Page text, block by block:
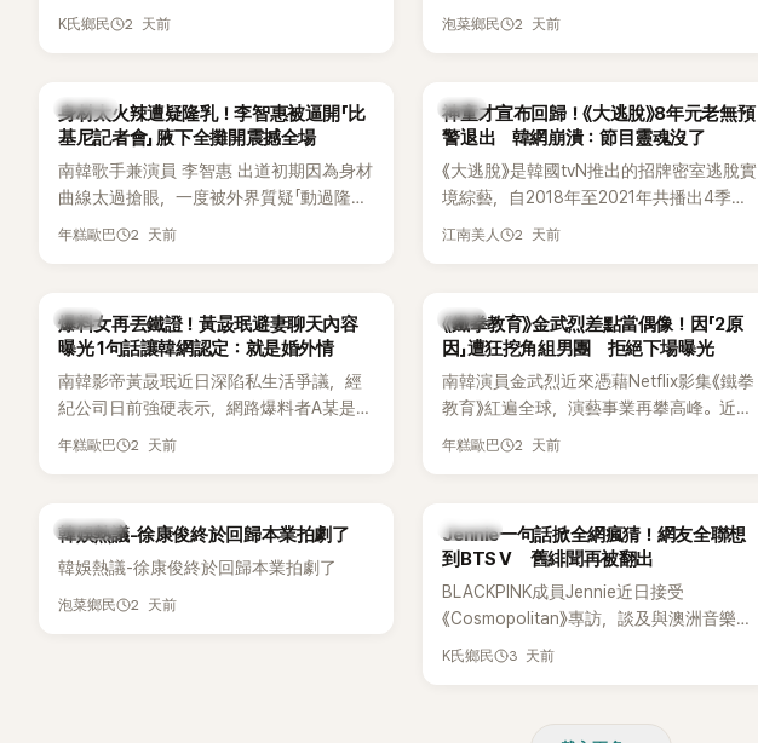
Chicago》主舞台，不僅成為首位擔任該音
遭部分網友質疑，就連美國當地媒體也毫
不留情給出負評，甚至形容整場演出「就像
一場豪華KTV」。
K氏鄉民 2 天前
僅外型出眾，舞技也備受讚譽。
泡菜鄉民 2 天前
K-POP
身材太火辣遭疑隆乳！李智惠被逼開「比
基尼記者會」 腋下全攤開震撼全場
南韓歌手兼演員 李智惠 出道初期因為身材
曲線太過搶眼，一度被外界質疑「動過隆乳
手術」，最後甚至被公司安排親上火線，召
口回憶這段「隆乳疑雲黑歷史」，話題再度被
翻出來熱議。 2日播出的 SBS 綜藝節目
《我的經紀人太難搞－秘書鎮》，邀請同時
兼顧工作與育兒的演藝圈代表「媽媽群」
——李智惠、李賢怡、李恩亨，以第13位
合，兩人邊搭車邊聊天，氣氛輕鬆。聊到
最近的新聞，李瑞鎮突然直球發問：「妳不
是上新聞了？說妳去做整形？是人中縮短
手術嗎？」一貫犀利又不留情的問法，讓現
年糕歐巴 2 天前
韓星
神童才宣布回歸！《大逃脫》8年元老無預
警退出 韓網崩潰：節目靈魂沒了
《大逃脫》是韓國tvN推出的招牌密室逃脫實
境綜藝，自2018年至2021年共播出4季，
由鄭鍾淵PD打造完整的「大逃脫宇宙
江南美人 2 天前
韓星
爆料女再丟鐵證！黃晸珉避妻聊天內容
曝光 1句話讓韓網認定：就是婚外情
南韓影帝黃晸珉近日深陷私生活爭議，經
紀公司日前強硬表示，網路爆料者A某是涉
嫌長期跟蹤黃晸珉的嫌疑人，已採取法律
「雙向互動」，並非外界所稱的單方面騷擾。
年糕歐巴 2 天前
韓星
《鐵拳教育》金武烈差點當偶像！因「2原
因」遭狂挖角組男團 拒絕下場曝光
南韓演員金武烈近來憑藉Netflix影集《鐵拳
教育》紅遍全球，演藝事業再攀高峰。近日
被爆出一段鮮為人知的出道祕辛，原來他
年糕歐巴 2 天前
熱議討論
韓娛熱議-徐康俊終於回歸本業拍劇了
韓娛熱議-徐康俊終於回歸本業拍劇了
泡菜鄉民 2 天前
K-POP
Jennie一句話掀全網瘋猜！網友全聯想
到BTS V 舊緋聞再被翻出
BLACKPINK成員Jennie近日接受
《Cosmopolitan》專訪，談及與澳洲音樂人
Tame Impala合作推出〈Dracula（JENNIE
K氏鄉民 3 天前